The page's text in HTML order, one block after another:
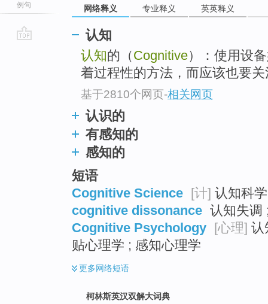
例句
网络释义 专业释义 英英释义
认知
认知的（Cognitive）：使用设
着过程性的方法，而应该也要
基于2810个网页-相关网页
认识的
有感知的
感知的
短语
Cognitive Science [计] 认知科
cognitive dissonance 认知失调
Cognitive Psychology [心理] 认
贴心理学 ; 感知心理学
更多网络短语
柯林斯英汉双解大词典